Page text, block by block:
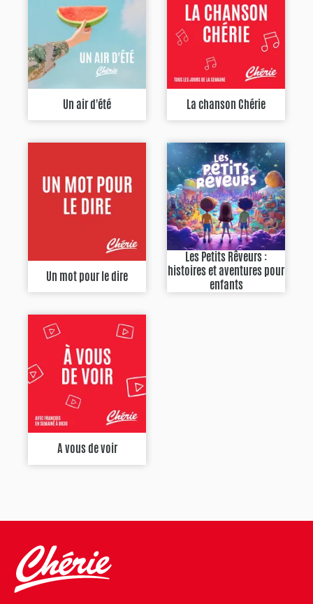
Un air d'été La chanson Chérie
Un mot pour le dire
Les Petits Rêveurs :
histoires et aventures pour
enfants
A vous de voir